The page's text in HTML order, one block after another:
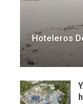
Hoteleros